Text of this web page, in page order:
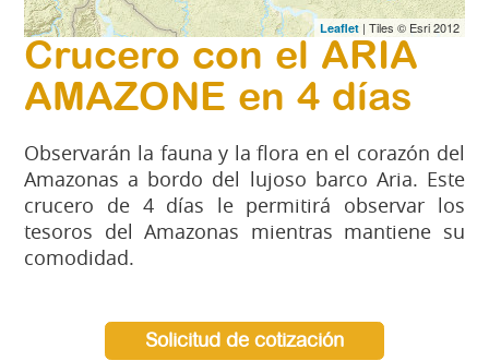
Leaflet| Tiles © Esri 2012
Crucero con el ARIA
AMAZONE en 4 días
Observarán la fauna y la flora en el corazón del
Amazonas a bordo del lujoso barco Aria. Este
crucero de 4 días le permitirá observar los
tesoros del Amazonas mientras mantiene su
comodidad.
Solicitud de cotización